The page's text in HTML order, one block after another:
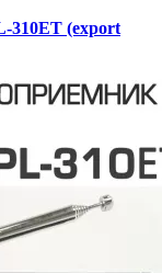
310ET (export